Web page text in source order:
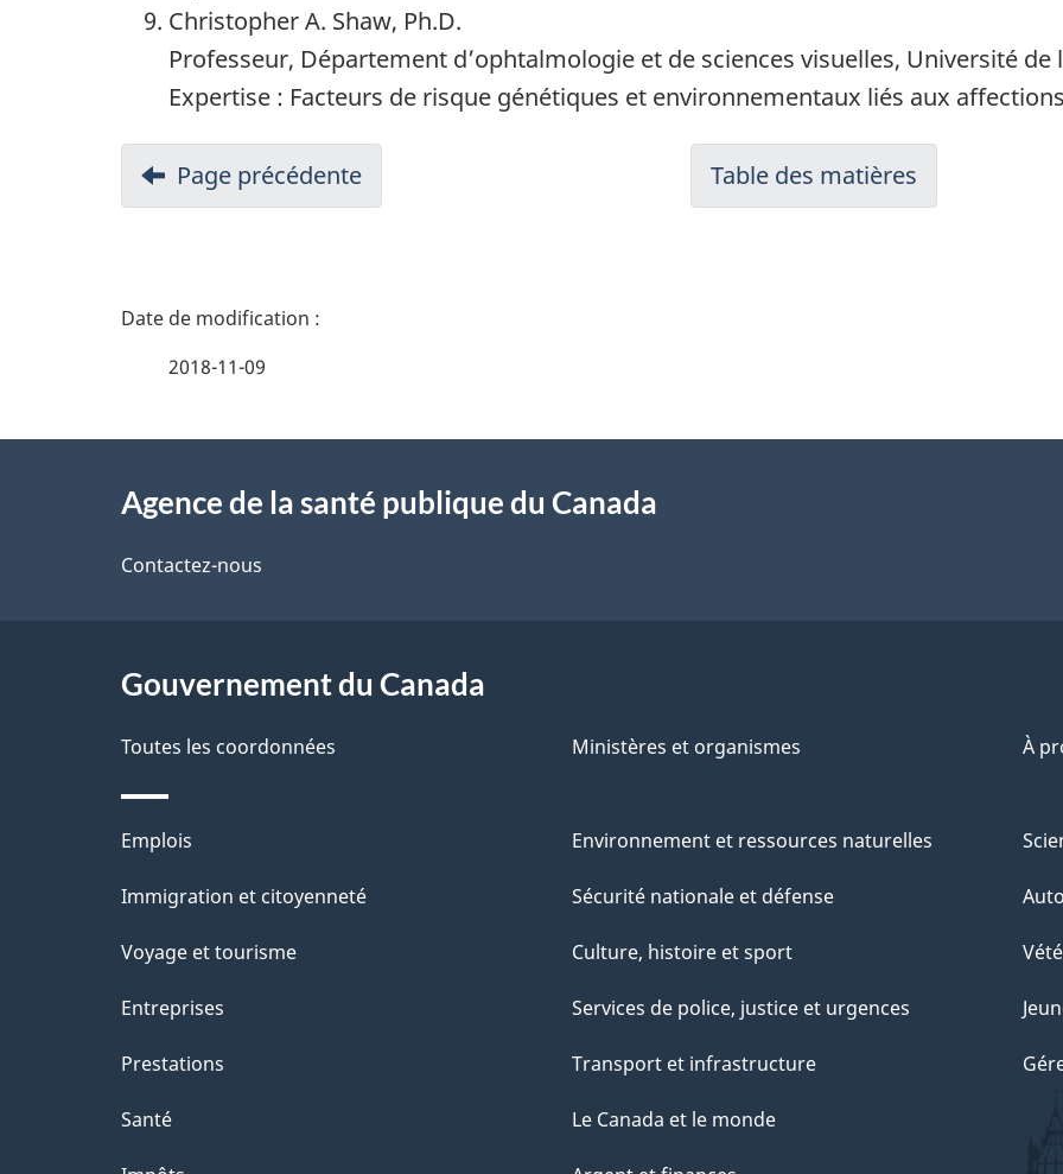
Christopher A. Shaw, Ph.D.
Professeur, Département d’ophtalmologie et de sciences visuelles, Université
Expertise : Facteurs de risque génétiques et environnementaux liés aux
Page précédente Table des matières
D
a
l
d
e
l
2018-11-09
proposAgence de la santé publique du Canada
Contactez-nous
Gouvernement du Canada
Toutes les coordonnées Ministères et organismes À
Thèmes
et
Emplois
Immigration et citoyenneté
Voyage et tourisme
Entreprises
Prestations
Santé
Environnement et ressources naturelles
Sécurité nationale et défense
Culture, histoire et sport
Services de police, justice et urgences
Transport et infrastructure
Le Canada et le monde